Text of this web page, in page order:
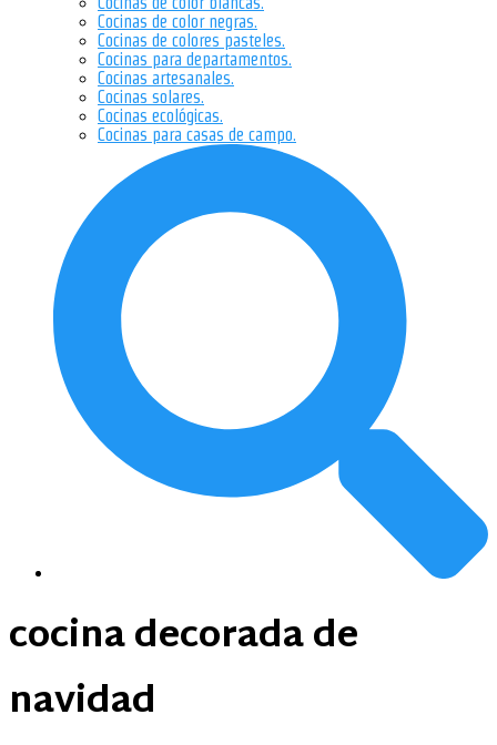
Cocinas de color negras.
Cocinas de colores pasteles.
Cocinas para departamentos.
Cocinas artesanales.
Cocinas solares.
Cocinas ecológicas.
Cocinas para casas de campo.
cocina decorada de
navidad